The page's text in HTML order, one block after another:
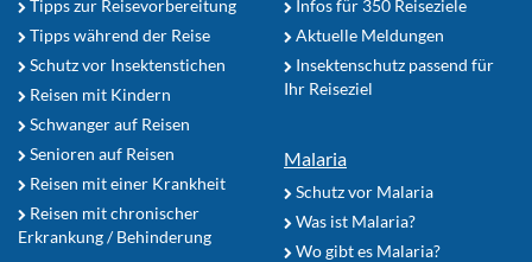
Tipps zur Reisevorbereitung
Tipps während der Reise
Schutz vor Insektenstichen
Reisen mit Kindern
Schwanger auf Reisen
Senioren auf Reisen
Reisen mit einer Krankheit
Reisen mit chronischer
Erkrankung / Behinderung
Infos für 350 Reiseziele
Aktuelle Meldungen
Insektenschutz passend für
Ihr Reiseziel
Malaria
Schutz vor Malaria
Was ist Malaria?
Wo gibt es Malaria?